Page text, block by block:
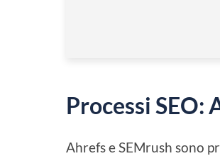
Processi SEO:
Ahrefs e SEMrush sono